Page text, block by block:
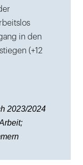
in den
(+12
2023/2024